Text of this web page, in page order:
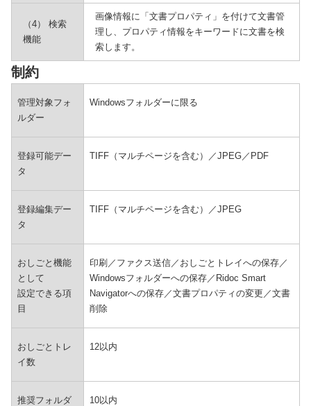
（4） 検索
機能
画像情報に「文書プロパティ」を付けて文書管
理し、プロパティ情報をキーワードに文書を検
索します。
制約
管理対象フォ
ルダー
Windowsフォルダーに限る
登録可能デー
タ
TIFF（マルチページを含む）／JPEG／PDF
登録編集デー
タ
TIFF（マルチページを含む）／JPEG
おしごと機能
として
設定できる項
目
印刷／ファクス送信／おしごとトレイへの保存／
Windowsフォルダーへの保存／Ridoc Smart
Navigatorへの保存／文書プロパティの変更／文書
削除
おしごとトレ
イ数
12以内
推奨フォルダ
10以内